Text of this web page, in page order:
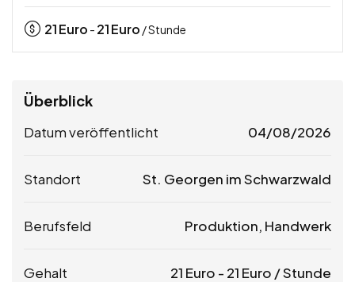
21Euro - 21Euro / Stunde
Überblick
Datum veröffentlicht 04/08/2026
Standort St. Georgen im Schwarzwald
Berufsfeld Produktion, Handwerk
Gehalt 21 Euro - 21 Euro / Stunde